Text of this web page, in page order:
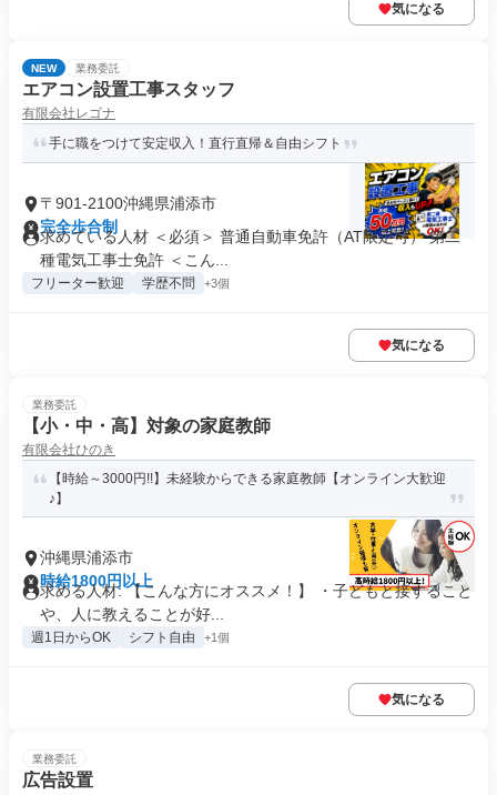
気になる
NEW 業務委託
エアコン設置工事スタッフ
有限会社レゴナ
手に職をつけて安定収入！直行直帰＆自由シフト
〒901-2100沖縄県浦添市
完全歩合制
求めている人材 ＜必須＞ 普通自動車免許（AT限定可） 第二
種電気工事士免許 ＜こん...
フリーター歓迎 学歴不問 +3個
気になる
業務委託
【小・中・高】対象の家庭教師
有限会社ひのき
【時給～3000円!!】未経験からできる家庭教師【オンライン大歓迎
♪】
沖縄県浦添市
時給1800円以上
求める人材: 【こんな方にオススメ！】 ・子どもと接すること
や、人に教えることが好...
週1日からOK シフト自由 +1個
気になる
業務委託
広告設置